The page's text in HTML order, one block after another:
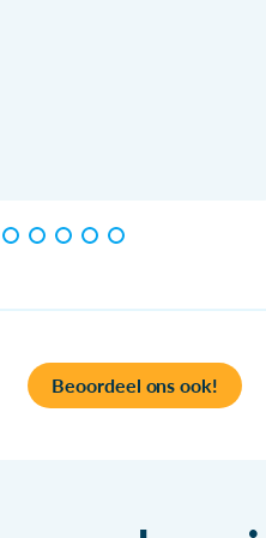
Beoordeel ons ook!